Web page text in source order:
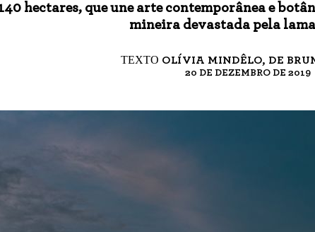
hectares, que une arte contemporânea e
mineira devastada pela
TEXTO OLÍVIA MINDÊLO, DE
20 DE DEZEMBRO DE 2019